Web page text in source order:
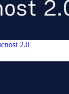
2.0